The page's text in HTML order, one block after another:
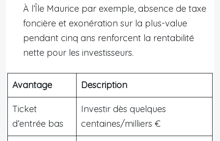
À l’Île Maurice par exemple, absence de taxe
foncière et exonération sur la plus-value
pendant cinq ans renforcent la rentabilité
nette pour les investisseurs.
Avantage Description
Ticket
d’entrée bas
Investir dès quelques
centaines/milliers €